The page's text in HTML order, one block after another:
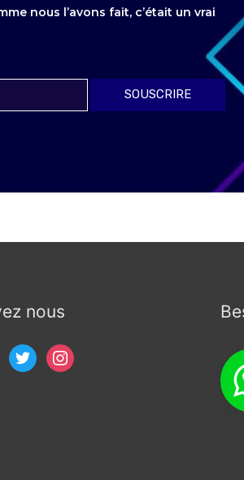
nous l’avons fait, c’était un vrai
SOUSCRIRE
nous